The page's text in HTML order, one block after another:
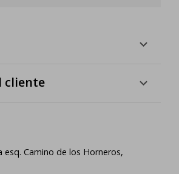
cliente
esq. Camino de los Horneros,